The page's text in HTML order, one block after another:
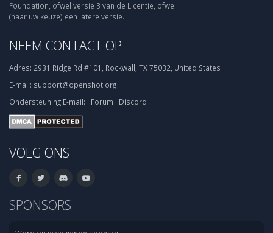
Foundation, ofwel versie 3 van de Licentie, ofwel
(naar uw keuze) een latere versie.
NEEM CONTACT OP
Adres: 2931 Ridge Rd #101, Rockwall, TX 75032, United States
E-mail: support@openshot.org
Ondersteuning E-mail: · Forum · Discord
VOLG ONS
SPONSORS